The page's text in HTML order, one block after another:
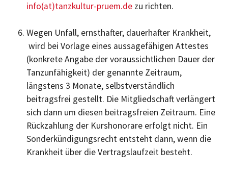
info(at)tanzkultur-pruem.de zu richten.
Wegen Unfall, ernsthafter, dauerhafter Krankheit,
wird bei Vorlage eines aussagefähigen Attestes
(konkrete Angabe der voraussichtlichen Dauer der
Tanzunfähigkeit) der genannte Zeitraum,
längstens 3 Monate, selbstverständlich
beitragsfrei gestellt. Die Mitgliedschaft verlängert
sich dann um diesen beitragsfreien Zeitraum. Eine
Rückzahlung der Kurshonorare erfolgt nicht. Ein
Sonderkündigungsrecht entsteht dann, wenn die
Krankheit über die Vertragslaufzeit besteht.